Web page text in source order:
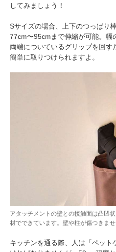
してみましょう！
Sサイズの場合、上下のつっぱり
77cm〜95cmまで伸縮が可能。幅
両端についているグリップを回す
簡単に取りつけられますよ。
アタッチメントの壁との接触面は凸凹
材でできています。壁や柱が傷つきま
キッチンを通る際、人は「ペット